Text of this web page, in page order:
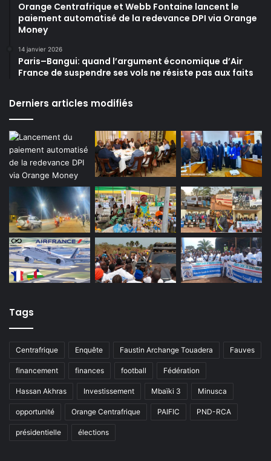
Orange Centrafrique et Webb Fontaine lancent le
paiement automatisé de la redevance DPI via Orange
Money
14 janvier 2026
Paris–Bangui: quand l’argument économique d’Air
France de suspendre ses vols ne résiste pas aux faits
Derniers articles modifiés
Tags
Centrafrique Enquête Faustin Archange Touadera Fauves
financement finances football Fédération
Hassan Akhras Investissement Mbaïki 3 Minusca
opportunité Orange Centrafrique PAIFIC PND-RCA
présidentielle élections